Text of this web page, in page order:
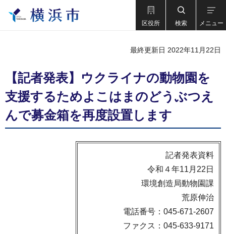
区役所 検索 メニュー
最終更新日 2022年11月22日
【記者発表】ウクライナの動物園を
支援するためよこはまのどうぶつえ
んで募金箱を再度設置します
記者発表資料
令和４年11月22日
環境創造局動物園課
荒原伸治
電話番号：045-671-2607
ファクス：045-633-9171